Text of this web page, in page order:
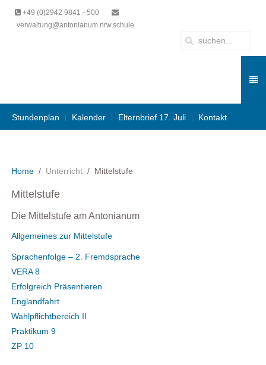
+49 (0)2942 9841 - 500
verwaltung@antonianum.nrw.schule
Stundenplan Kalender Elternbrief 17. Juli Kontakt
Home Unterricht Mittelstufe
Mittelstufe
Die Mittelstufe am Antonianum
Allgemeines zur Mittelstufe
Sprachenfolge – 2. Fremdsprache
VERA 8
Erfolgreich Präsentieren
Englandfahrt
Wahlpflichtbereich II
Praktikum 9
ZP 10